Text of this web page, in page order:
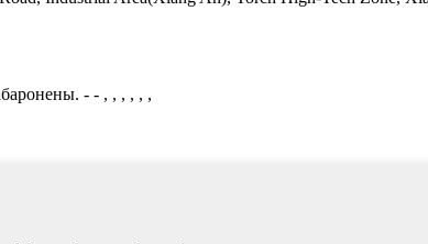
- - , , , , , ,